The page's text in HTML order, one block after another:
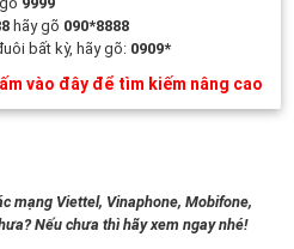
hãy gõ 090*8888
bất kỳ, hãy gõ: 0909*
vào đây để tìm kiếm nâng cao
mạng Viettel, Vinaphone, Mobifone,
Nếu chưa thì hãy xem ngay nhé!